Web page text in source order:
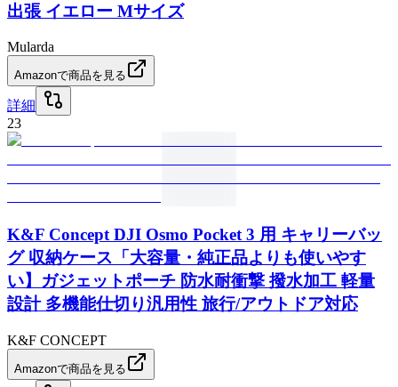
出張 イエロー Mサイズ
Mularda
Amazonで商品を見る
詳細
23
K&F Concept DJI Osmo Pocket 3 用 キャリーバッ
グ 収納ケース「大容量・純正品よりも使いやす
い】ガジェットポーチ 防水耐衝撃 撥水加工 軽量
設計 多機能仕切り汎用性 旅行/アウトドア対応
K&F CONCEPT
Amazonで商品を見る